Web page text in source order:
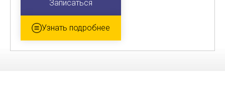
Записаться
Узнать подробнее